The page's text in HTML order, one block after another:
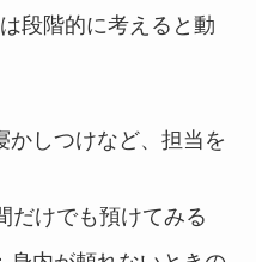
段階的に考えると動
かしつけなど、担当を
だけでも預けてみる